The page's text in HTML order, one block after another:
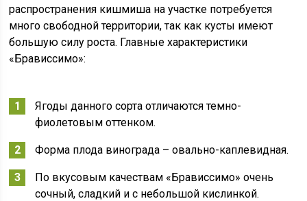
распространения кишмиша на участке потребуется
много свободной территории, так как кусты имеют
большую силу роста. Главные характеристики
«Брависсимо»:
Ягоды данного сорта отличаются темно-
фиолетовым оттенком.
Форма плода винограда – овально-каплевидная.
По вкусовым качествам «Брависсимо» очень
сочный, сладкий и с небольшой кислинкой.